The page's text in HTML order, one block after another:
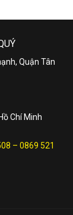
Quận Tân
Chí Minh
– 0869 521